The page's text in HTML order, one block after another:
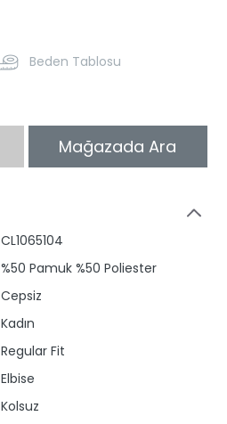
Beden Tablosu
Mağazada Ara
CL1065104
%50 Pamuk %50 Poliester
Cepsiz
Kadın
Regular Fit
Elbise
Kolsuz